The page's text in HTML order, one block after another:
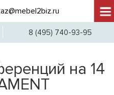
+7
8 (495) 740-93-95
на 14